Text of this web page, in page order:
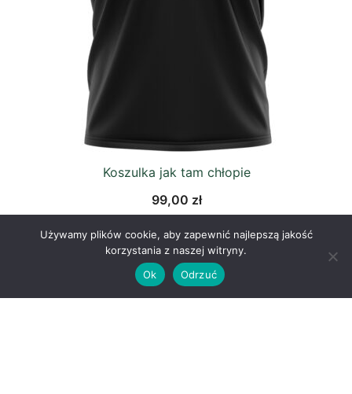
Koszulka jak tam chłopie
99,00 zł
Używamy plików cookie, aby zapewnić najlepszą jakość
korzystania z naszej witryny.
Ok
Odrzuć